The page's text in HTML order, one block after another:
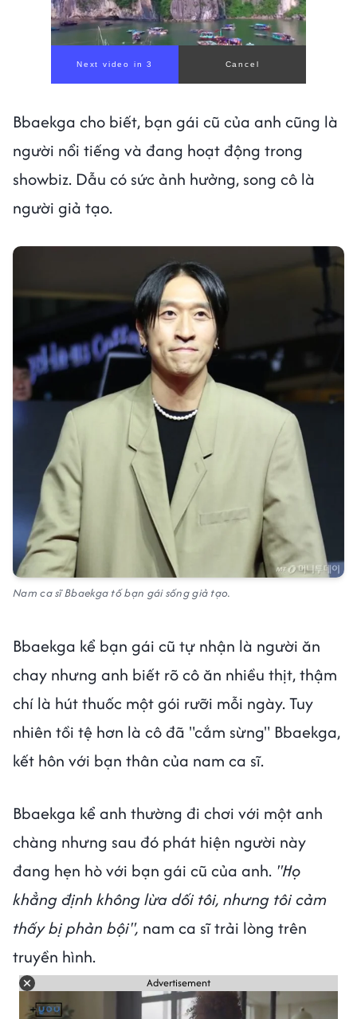
Next video in 1 Cancel
Bbaekga cho biết, bạn gái cũ của anh cũng là
người nổi tiếng và đang hoạt động trong
showbiz. Dẫu có sức ảnh hưởng, song cô là
người giả tạo.
Nam ca sĩ Bbaekga tố bạn gái sống giả tạo.
Bbaekga kể bạn gái cũ tự nhận là người ăn
chay nhưng anh biết rõ cô ăn nhiều thịt, thậm
chí là hút thuốc một gói rưỡi mỗi ngày. Tuy
nhiên tồi tệ hơn là cô đã "cắm sừng" Bbaekga,
kết hôn với bạn thân của nam ca sĩ.
Bbaekga kể anh thường đi chơi với một anh
chàng nhưng sau đó phát hiện người này
đang hẹn hò với bạn gái cũ của anh. "Họ
khẳng định không lừa dối tôi, nhưng tôi cảm
thấy bị phản bội", nam ca sĩ trải lòng trên
truyền hình.
Advertisement